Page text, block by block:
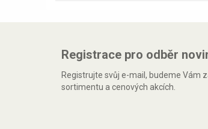
Registrace pro odběr
Registrujte svůj e-mail, budeme Vám
sortimentu a cenových akcích.